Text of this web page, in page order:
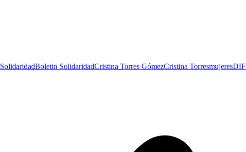
SolidaridadBoletin SolidaridadCristina Torres GómezCristina TorresmujeresDIF